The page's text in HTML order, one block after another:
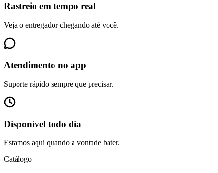
Rastreio em tempo real
Veja o entregador chegando até você.
Atendimento no app
Suporte rápido sempre que precisar.
Disponível todo dia
Estamos aqui quando a vontade bater.
Catálogo